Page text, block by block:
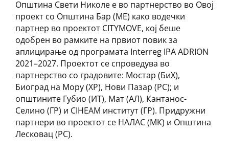
Општина Свети Николе е во партнерство во Овој
проект со Општина Бар (МЕ) како водечки
партнер во проектот CITYMOVE, кој беше
одобрен во рамките на првиот повик за
аплицирање од програмата Interreg IPA ADRION
2021–2027. Проектот се спроведува во
партнерство со градовите: Мостар (БиХ),
Биоград на Мору (ХР), Нови Пазар (РС); и
општините Губио (ИТ), Мат (АЛ), Кантанос-
Селино (ГР) и CIHEAM институт (ГР). Придружни
партнери во проектот се НАЛАС (МК) и Општина
Лесковац (РС).